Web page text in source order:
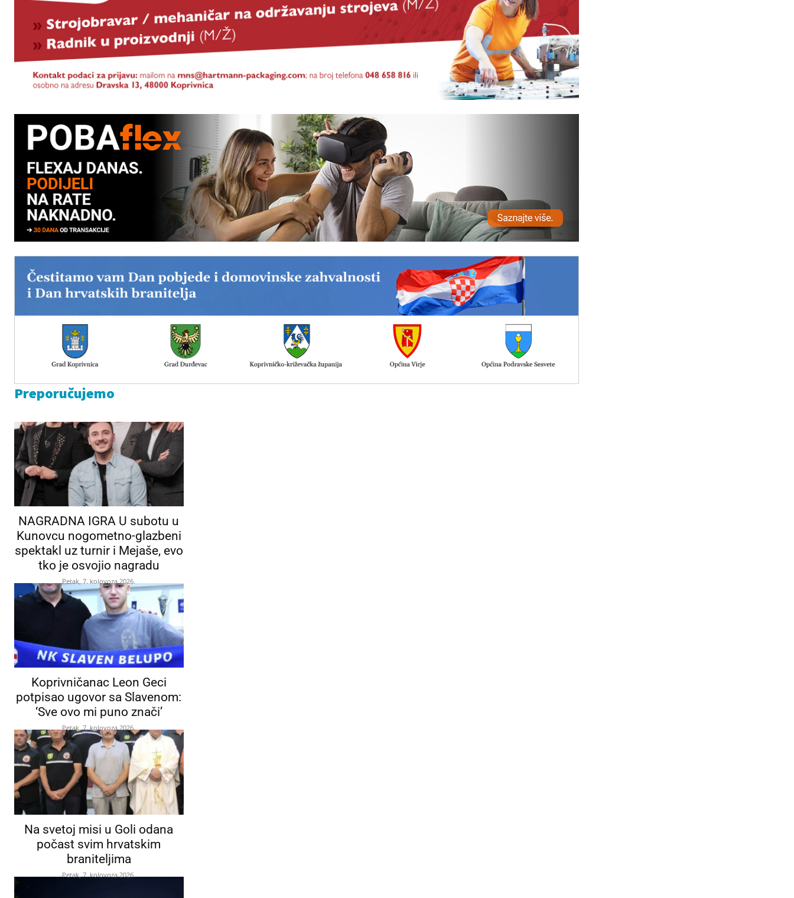
Preporučujemo
NAGRADNA IGRA U subotu u
Kunovcu nogometno-glazbeni
spektakl uz turnir i Mejaše, evo
tko je osvojio nagradu
Petak, 7. kolovoza 2026.
Koprivničanac Leon Geci
potpisao ugovor sa Slavenom:
‘Sve ovo mi puno znači’
Petak, 7. kolovoza 2026.
Na svetoj misi u Goli odana
počast svim hrvatskim
braniteljima
Petak, 7. kolovoza 2026.